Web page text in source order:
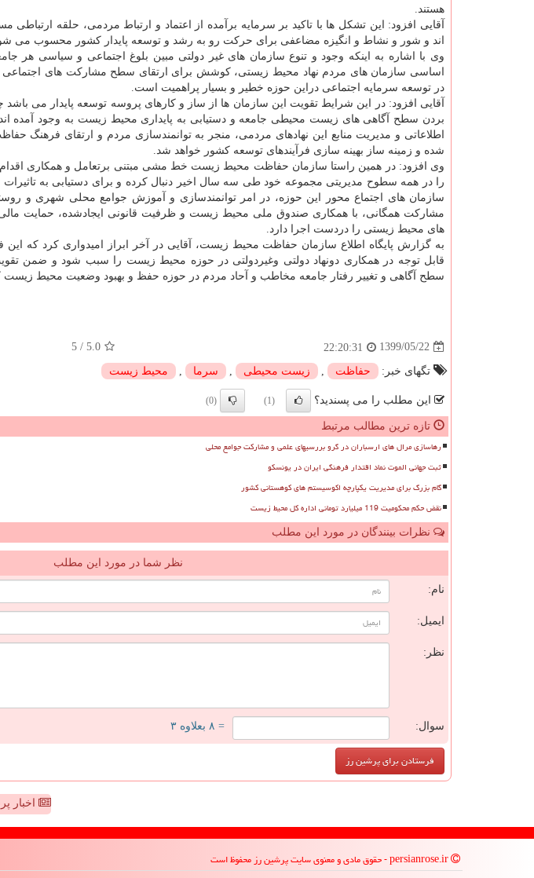
هستند.
آقایی افزود: این تشکل ها با تاکید بر سرمایه برآمده از اعتماد و ارتباط مردمی، حلقه
اند و شور و نشاط و انگیزه مضاعفی برای حرکت رو به رشد و توسعه پایدار کشور محسوب می
وی با اشاره به اینکه وجود و تنوع سازمان های غیر دولتی مبین بلوغ اجتماعی و سیاسی هر
اساسی سازمان های مردم نهاد محیط زیستی، کوشش برای ارتقای سطح مشارکت های اجتماعی
در توسعه سرمایه اجتماعی دراین حوزه خطیر و بسیار پراهمیت است.
آقایی افزود: در این شرایط تقویت این سازمان ها از ساز و کارهای پروسه توسعه پایدار می
بردن سطح آگاهی های زیست محیطی جامعه و دستیابی به پایداری محیط زیست به وجود آمده
اطلاعاتی و مدیریت منابع این نهادهای مردمی، منجر به توانمندسازی مردم و ارتقای فرهنگ
شده و زمینه ساز بهینه سازی فرآیندهای توسعه کشور خواهد شد.
وی افزود: در همین راستا سازمان حفاظت محیط زیست خط مشی مبتنی برتعامل و همکاری
را در همه سطوح مدیریتی مجموعه خود طی سه سال اخیر دنبال کرده و برای دستیابی به
سازمان های اجتماع محور این حوزه، در امر توانمندسازی و آموزش جوامع محلی شهری و
مشارکت همگانی، با همکاری صندوق ملی محیط زیست و ظرفیت قانونی ایجادشده، حمایت
های محیط زیستی را دردست اجرا دارد.
به گزارش پایگاه اطلاع سازمان حفاظت محیط زیست، آقایی در آخر ابراز امیدواری کرد که این
قابل توجه در همکاری دونهاد دولتی وغیردولتی در حوزه محیط زیست را سبب شود و ضمن
سطح آگاهی و تغییر رفتار جامعه مخاطب و آحاد مردم در حوزه حفظ و بهبود وضعیت محیط زیست
1399/05/22
22:20:31
5.0
/
5
تگهای خبر: حفاظت زیست محیطی سرما محیط زیست
این مطلب را می پسندید؟ (1)
(0)
تازه ترین مطالب مرتبط
رهاسازی مرال های ارسباران در گرو بررسیهای علمی و مشارکت جوامع محلی
ثبت جهانی الموت نماد اقتدار فرهنگی ایران در یونسکو
گام بزرگ برای مدیریت یکپارچه اکوسیستم های کوهستانی کشور
نقض حکم محکومیت 119 میلیارد تومانی اداره کل محیط زیست
نظرات بینندگان در مورد این مطلب
نظر شما در مورد این مطلب
نام:
ایمیل:
نظر:
سوال: = ۸ بعلاوه ۳
اخبار